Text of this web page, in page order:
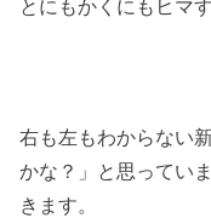
とにもかくにもヒマ
右も左もわからない
かな？」と思ってい
きます。